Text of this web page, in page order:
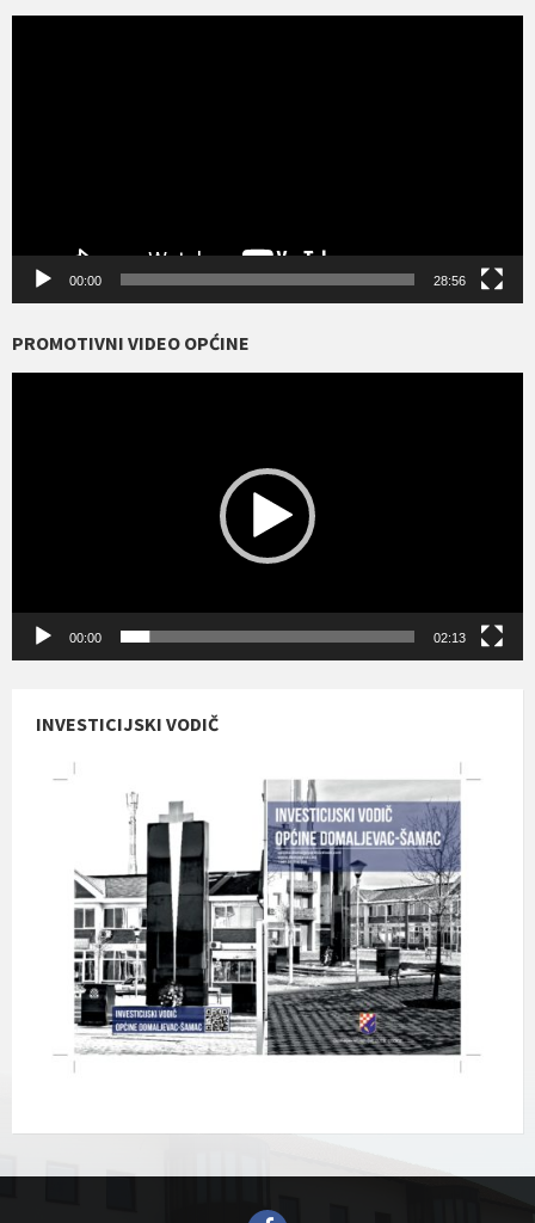
00:00 28:56
PROMOTIVNI VIDEO OPĆINE
00:00 02:13
INVESTICIJSKI VODIČ